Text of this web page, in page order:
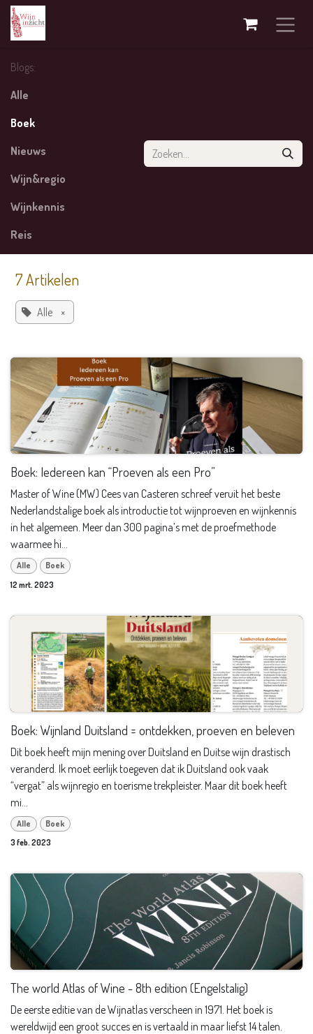
Overslaan naar inhoud
Blogs:
Alle
Boek
Nieuws
Wijn&regio
Wijnkennis
Reis
7 Artikelen
Alle ×
Boek: Iedereen kan “Proeven als een Pro”
Master of Wine (MW) Cees van Casteren schreef veruit het beste
Nederlandstalige boek als introductie tot wijnproeven en wijnkennis
in het algemeen. Meer dan 300 pagina’s met de proefmethode
waarmee hi...
Alle
Boek
12 mrt. 2023
Boek: Wijnland Duitsland = ontdekken, proeven en beleven
Dit boek heeft mijn mening over Duitsland en Duitse wijn drastisch
veranderd. Ik moet eerlijk toegeven dat ik Duitsland ook vaak
“vergat” als wijnregio en toerisme trekpleister. Maar dit boek heeft
mi...
Alle
Boek
3 feb. 2023
The world Atlas of Wine - 8th edition (Engelstalig)
De eerste editie van de Wijnatlas verscheen in 1971. Het boek is
wereldwijd een groot succes en is vertaald in maar liefst 14 talen.